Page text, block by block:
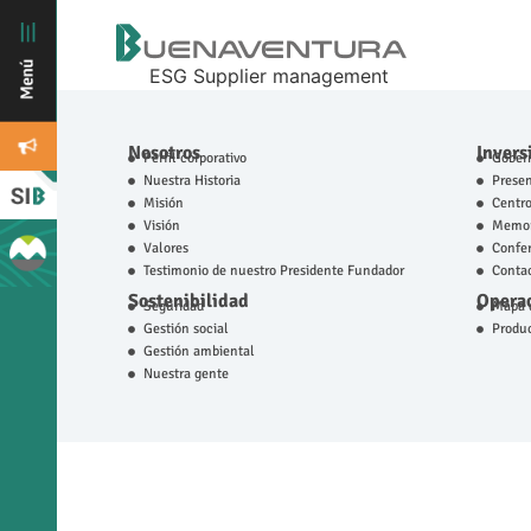
ESG Supplier management
Nosotros
Perfil corporativo
Nuestra Historia
Misión
Visión
Valores
Testimonio de nuestro Presidente Fundador
Sostenibilidad
Seguridad
Gestión social
Gestión ambiental
Nuestra gente
Mapa